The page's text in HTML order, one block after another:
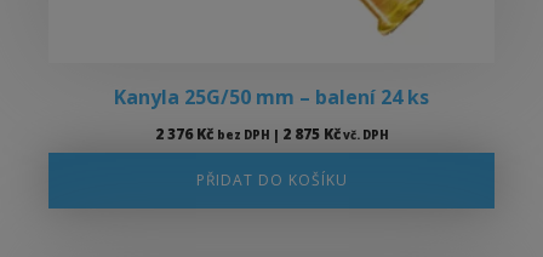
Kanyla 25G/50 mm – balení 24 ks
2 376Kč bez DPH | 2 875 Kčvč. DPH
PŘIDAT DO KOŠÍKU